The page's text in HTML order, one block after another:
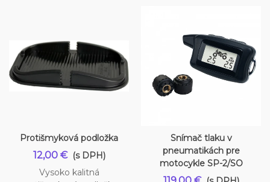
Protišmyková podložka
12,00 € (s DPH)
Vysoko kalitná
Snímač tlaku v
pneumatikách pre
motocykle SP-2/SO